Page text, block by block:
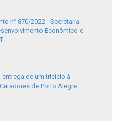
n° 870/2022 - Secretaria
Econômico e
de um triciclo à
de Porto Alegre